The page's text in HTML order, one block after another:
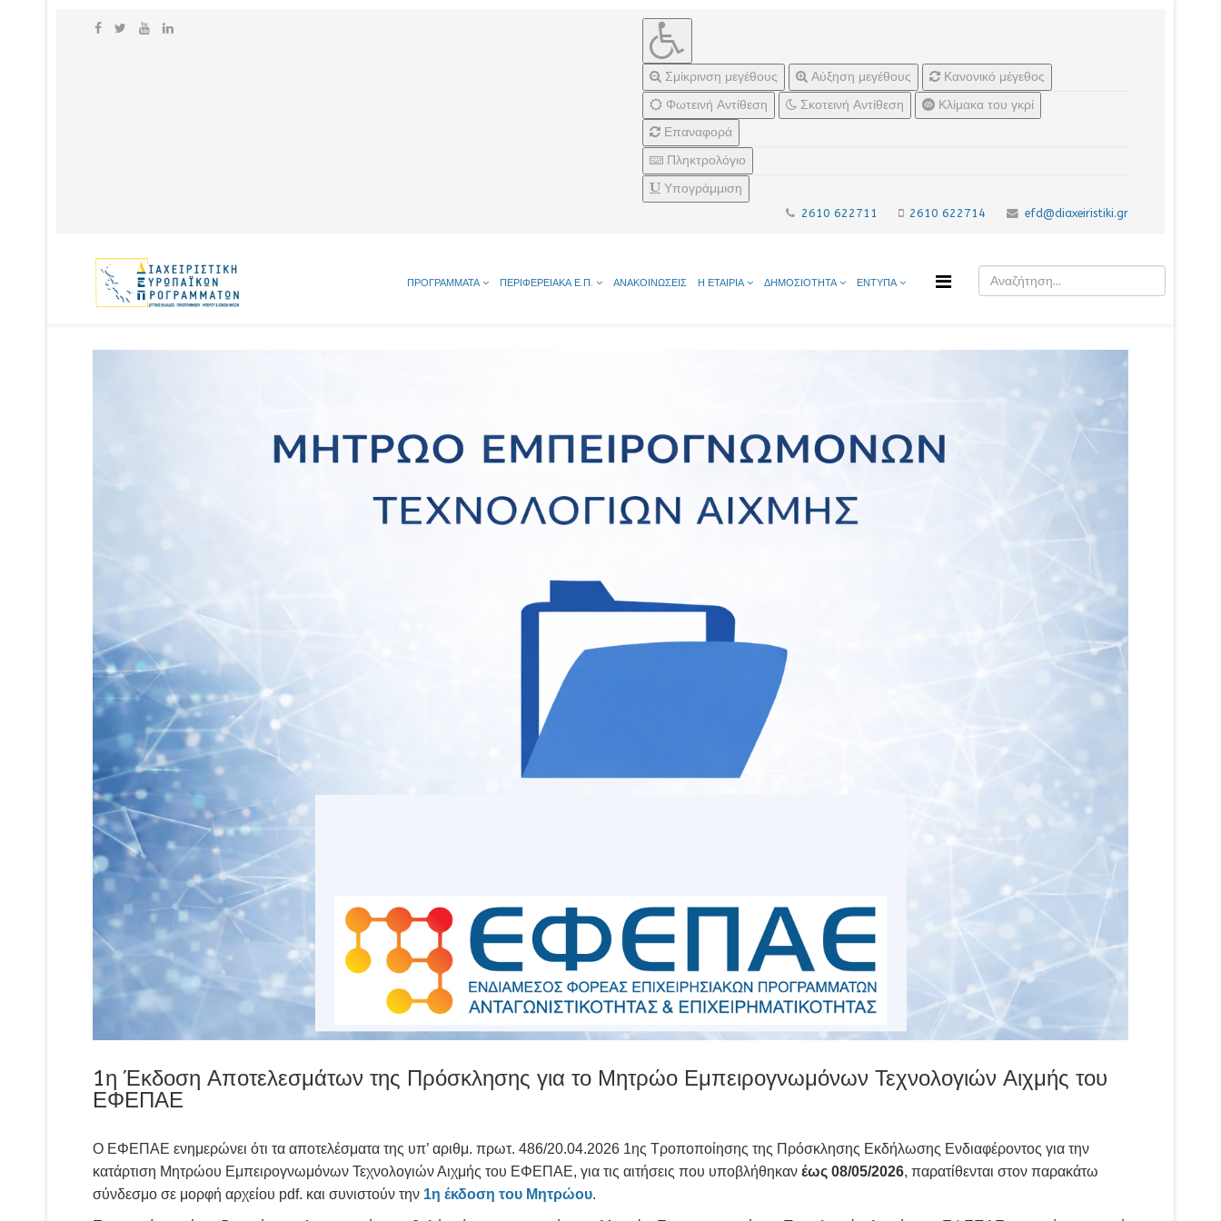
Σμίκρινση μεγέθους Αύξηση μεγέθους
Κανονικό μέγεθος
Φωτεινή Αντίθεση
Σκοτεινή Αντίθεση
Κλίμακα του γκρί
Επαναφορά
Πληκτρολόγιο
Υπογράμμιση
2610 622711 2610 622714 efd@diaxeiristiki.gr
ΠΡΟΓΡΑΜΜΑΤΑ ΠΕΡΙΦΕΡΕΙΑΚΑ Ε.Π. ΑΝΑΚΟΙΝΩΣΕΙΣ Η ΕΤΑΙΡΙΑ ΔΗΜΟΣΙΟΤΗΤΑ ΕΝΤΥΠΑ
1η Έκδοση Αποτελεσμάτων της Πρόσκλησης για το Μητρώο Εμπειρογνωμόνων Τεχνολογιών Αιχμής του
ΕΦΕΠΑΕ
Ο ΕΦΕΠΑΕ ενημερώνει ότι τα αποτελέσματα της υπ’ αριθμ. πρωτ. 486/20.04.2026 1ης Τροποποίησης της Πρόσκλησης Εκδήλωσης Ενδιαφέροντος για την
κατάρτιση Μητρώου Εμπειρογνωμόνων Τεχνολογιών Αιχμής του ΕΦΕΠΑΕ, για τις αιτήσεις που υποβλήθηκαν έως 08/05/2026, παρατίθενται στον παρακάτω
σύνδεσμο σε μορφή αρχείου pdf. και συνιστούν την 1η έκδοση του Μητρώου.